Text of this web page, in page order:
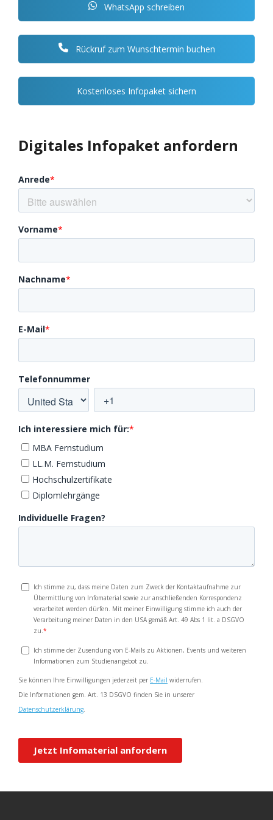
WhatsApp schreiben
Rückruf zum Wunschtermin buchen
Kostenloses Infopaket sichern
Digitales Infopaket anfordern